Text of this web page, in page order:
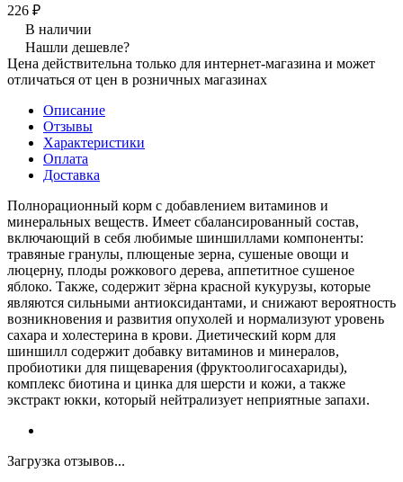
226 ₽
В наличии
Нашли дешевле?
Цена действительна только для интернет-магазина и может
отличаться от цен в розничных магазинах
Описание
Отзывы
Характеристики
Оплата
Доставка
Полнорационный корм с добавлением витаминов и
минеральных веществ. Имеет сбалансированный состав,
включающий в себя любимые шиншиллами компоненты:
травяные гранулы, плющеные зерна, сушеные овощи и
люцерну, плоды рожкового дерева, аппетитное сушеное
яблоко. Также, содержит зёрна красной кукурузы, которые
являются сильными антиоксидантами, и снижают вероятность
возникновения и развития опухолей и нормализуют уровень
сахара и холестерина в крови. Диетический корм для
шиншилл содержит добавку витаминов и минералов,
пробиотики для пищеварения (фруктоолигосахариды),
комплекс биотина и цинка для шерсти и кожи, а также
экстракт юкки, который нейтрализует неприятные запахи.
Загрузка отзывов...